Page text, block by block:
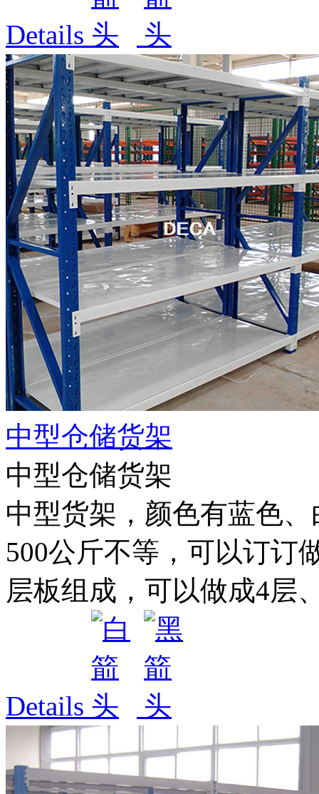
Details
中型仓储货架
中型仓储货架
中型货架，颜色有蓝色
500公斤不等，可以订订
层板组成，可以做成4层
Details